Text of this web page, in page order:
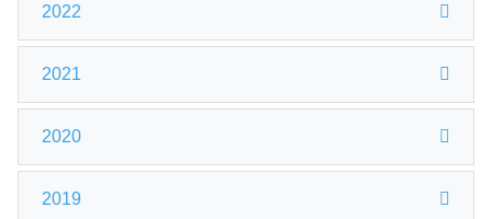
2022
2021
2020
2019